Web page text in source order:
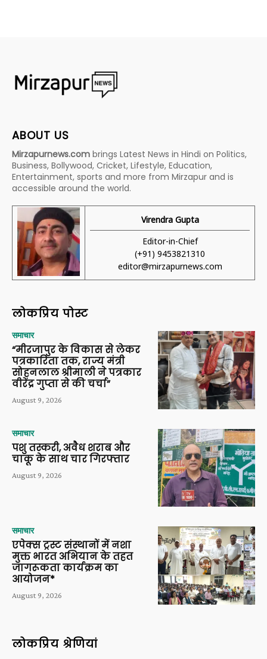
ABOUT US
Mirzapurnews.com brings Latest News in Hindi on Politics,
Business, Bollywood, Cricket, Lifestyle, Education,
Entertainment, sports and more from Mirzapur and is
accessible around the world.
Virendra Gupta
Editor-in-Chief
(+91) 9453821310
editor@mirzapurnews.com
लोकप्रिय पोस्ट
समाचार
“मीरजापुर के विकास से लेकर
पत्रकारिता तक, राज्य मंत्री
सोहनलाल श्रीमाली ने पत्रकार
वीरेंद्र गुप्ता से की चर्चा”
August 9, 2026
समाचार
पशु तस्करी, अवैध शराब और
चाकू के साथ चार गिरफ्तार
August 9, 2026
समाचार
एपेक्स ट्रस्ट संस्थानों में नशा
मुक्त भारत अभियान के तहत
जागरूकता कार्यक्रम का
आयोजन*
August 9, 2026
लोकप्रिय श्रेणियां